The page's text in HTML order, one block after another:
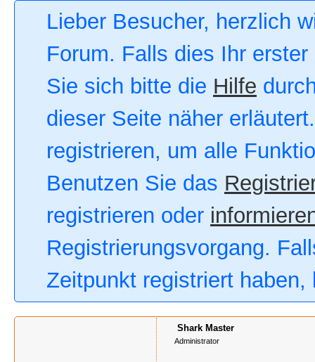
Lieber Besucher, herzlich
Forum. Falls dies Ihr
Sie sich bitte die Hilfe
dieser Seite näher
registrieren, um alle
Benutzen Sie das
registrieren oder
Registrierungsvorgang.
Zeitpunkt registriert
Shark Master
Administrator